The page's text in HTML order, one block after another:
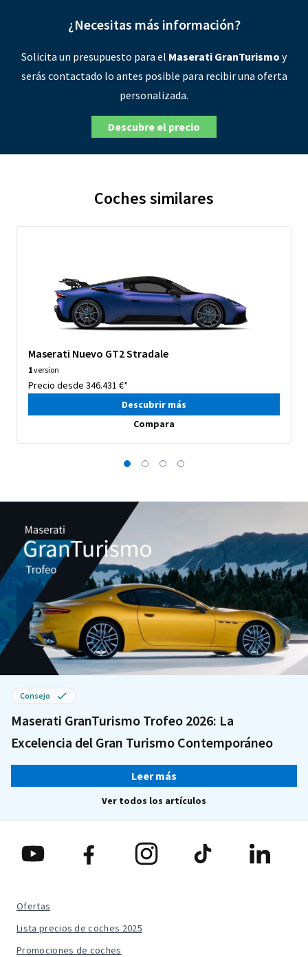
¿Necesitas más información?
Solicita un presupuesto para el Maserati GranTurismo y
serás contactado lo antes posible para recibir una oferta
personalizada.
Descubre el precio
Coches similares
Maserati Nuevo GT2 Stradale
1version
Precio desde 346.431 €*
Descubrir más
Compara
Consejo
Maserati GranTurismo Trofeo 2026: La
Excelencia del Gran Turismo Contemporáneo
Leer más
Ver todos los artículos
Ofertas
Lista precios de coches 2025
Promociones de coches